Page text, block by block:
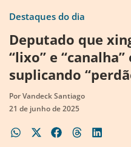
Destaques do dia
Deputado que
“lixo” e
suplicando
PorVandeck Santiago
21 de junho de 2025